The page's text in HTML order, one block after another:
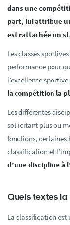
dans une
part, lui attribue
est rattachée un
Les classes
performance pour
l’excellence
la compétition la
Les différentes
sollicitant plus ou
fonctions, certaines
classification et
d’une discipline à
Quels textes
La classification est